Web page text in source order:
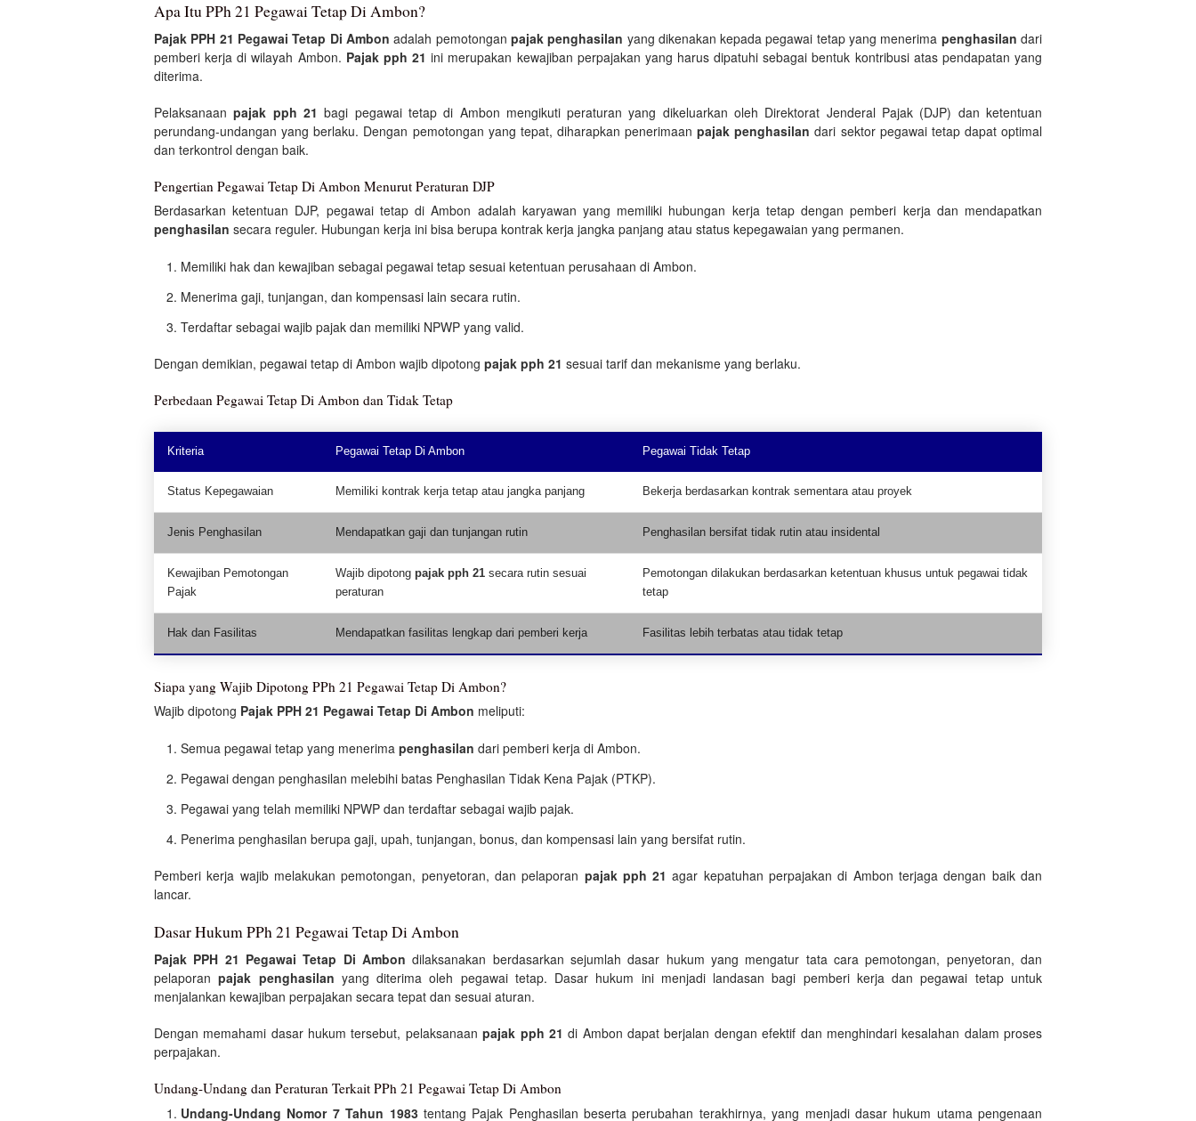
Apa Itu PPh 21 Pegawai Tetap Di Ambon?
Pajak PPH 21 Pegawai Tetap Di Ambon adalah pemotongan pajak penghasilan yang dikenakan kepada pegawai tetap yang menerima penghasilan dari
pemberi kerja di wilayah Ambon. Pajak pph 21 ini merupakan kewajiban perpajakan yang harus dipatuhi sebagai bentuk kontribusi atas pendapatan yang
diterima.
Pelaksanaanpajak pph 21 bagi pegawai tetap di Ambon mengikuti peraturan yang dikeluarkan oleh Direktorat Jenderal Pajak (DJP) dan ketentuan
perundang-undangan yang berlaku. Dengan pemotongan yang tepat, diharapkan penerimaanpajak penghasilan dari sektor pegawai tetap dapat optimal
dan terkontrol dengan baik.
Pengertian Pegawai Tetap Di Ambon Menurut Peraturan DJP
Berdasarkan ketentuan DJP, pegawai tetap di Ambon adalah karyawan yang memiliki hubungan kerja tetap dengan pemberi kerja dan mendapatkan
penghasilan secara reguler. Hubungan kerja ini bisa berupa kontrak kerja jangka panjang atau status kepegawaian yang permanen.
Memiliki hak dan kewajiban sebagai pegawai tetap sesuai ketentuan perusahaan di Ambon.
Menerima gaji, tunjangan, dan kompensasi lain secara rutin.
Terdaftar sebagai wajib pajak dan memiliki NPWP yang valid.
Dengan demikian, pegawai tetap di Ambon wajib dipotong pajak pph 21 sesuai tarif dan mekanisme yang berlaku.
Perbedaan Pegawai Tetap Di Ambon dan Tidak Tetap
Kriteria Pegawai Tetap Di Ambon Pegawai Tidak Tetap
Status Kepegawaian Memiliki kontrak kerja tetap atau jangka panjang Bekerja berdasarkan kontrak sementara atau proyek
Jenis Penghasilan Mendapatkan gaji dan tunjangan rutin Penghasilan bersifat tidak rutin atau insidental
Kewajiban Pemotongan
Pajak
Wajib dipotong pajak pph 21 secara rutin sesuai
peraturan
Pemotongan dilakukan berdasarkan ketentuan khusus untuk pegawai tidak
tetap
Hak dan Fasilitas Mendapatkan fasilitas lengkap dari pemberi kerja Fasilitas lebih terbatas atau tidak tetap
Siapa yang Wajib Dipotong PPh 21 Pegawai Tetap Di Ambon?
Wajib dipotong Pajak PPH 21 Pegawai Tetap Di Ambon meliputi:
Semua pegawai tetap yang menerima penghasilan dari pemberi kerja di Ambon.
Pegawai dengan penghasilan melebihi batas Penghasilan Tidak Kena Pajak (PTKP).
Pegawai yang telah memiliki NPWP dan terdaftar sebagai wajib pajak.
Penerima penghasilan berupa gaji, upah, tunjangan, bonus, dan kompensasi lain yang bersifat rutin.
Pemberi kerja wajib melakukan pemotongan, penyetoran, dan pelaporan pajak pph 21 agar kepatuhan perpajakan di Ambon terjaga dengan baik dan
lancar.
Dasar Hukum PPh 21 Pegawai Tetap Di Ambon
Pajak PPH 21 Pegawai Tetap Di Ambon dilaksanakan berdasarkan sejumlah dasar hukum yang mengatur tata cara pemotongan, penyetoran, dan
pelaporanpajak penghasilan yang diterima oleh pegawai tetap. Dasar hukum ini menjadi landasan bagi pemberi kerja dan pegawai tetap untuk
menjalankan kewajiban perpajakan secara tepat dan sesuai aturan.
Dengan memahami dasar hukum tersebut, pelaksanaanpajak pph 21 di Ambon dapat berjalan dengan efektif dan menghindari kesalahan dalam proses
perpajakan.
Undang-Undang dan Peraturan Terkait PPh 21 Pegawai Tetap Di Ambon
Undang-Undang Nomor 7 Tahun 1983tentang Pajak Penghasilan beserta perubahan terakhirnya, yang menjadi dasar hukum utama pengenaan